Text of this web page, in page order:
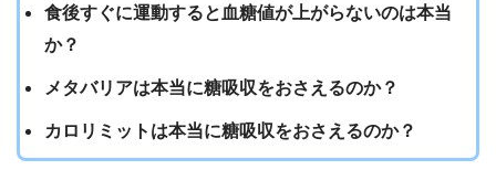
食後すぐに運動すると血糖値が上がらないのは本当
か？
メタバリアは本当に糖吸収をおさえるのか？
カロリミットは本当に糖吸収をおさえるのか？